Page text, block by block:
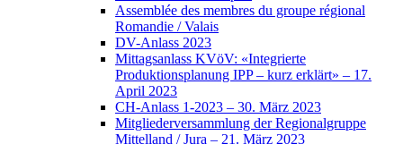
Assemblée des membres du groupe régional
Romandie / Valais
DV-Anlass 2023
Mittagsanlass KVöV: «Integrierte
Produktionsplanung IPP – kurz erklärt» – 17.
April 2023
CH-Anlass 1-2023 – 30. März 2023
Mitgliederversammlung der Regionalgruppe
Mittelland / Jura – 21. März 2023